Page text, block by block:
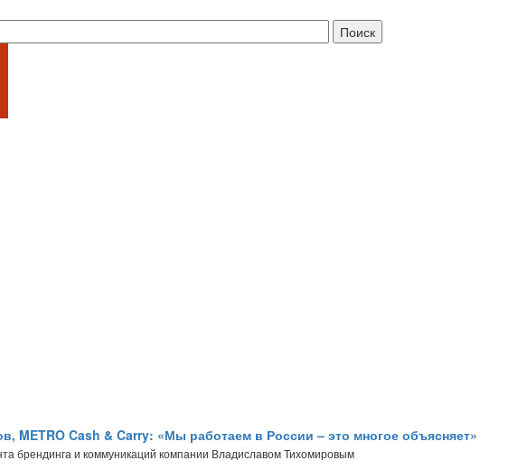
METRO Cash & Carry: «Мы работаем в России – это многое объясняет»
брендинга и коммуникаций компании Владиславом Тихомировым